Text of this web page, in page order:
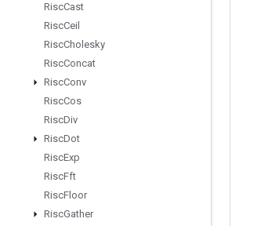
RiscCast
RiscCeil
RiscCholesky
RiscConcat
RiscConv
RiscCos
RiscDiv
RiscDot
RiscExp
RiscFft
RiscFloor
RiscGather